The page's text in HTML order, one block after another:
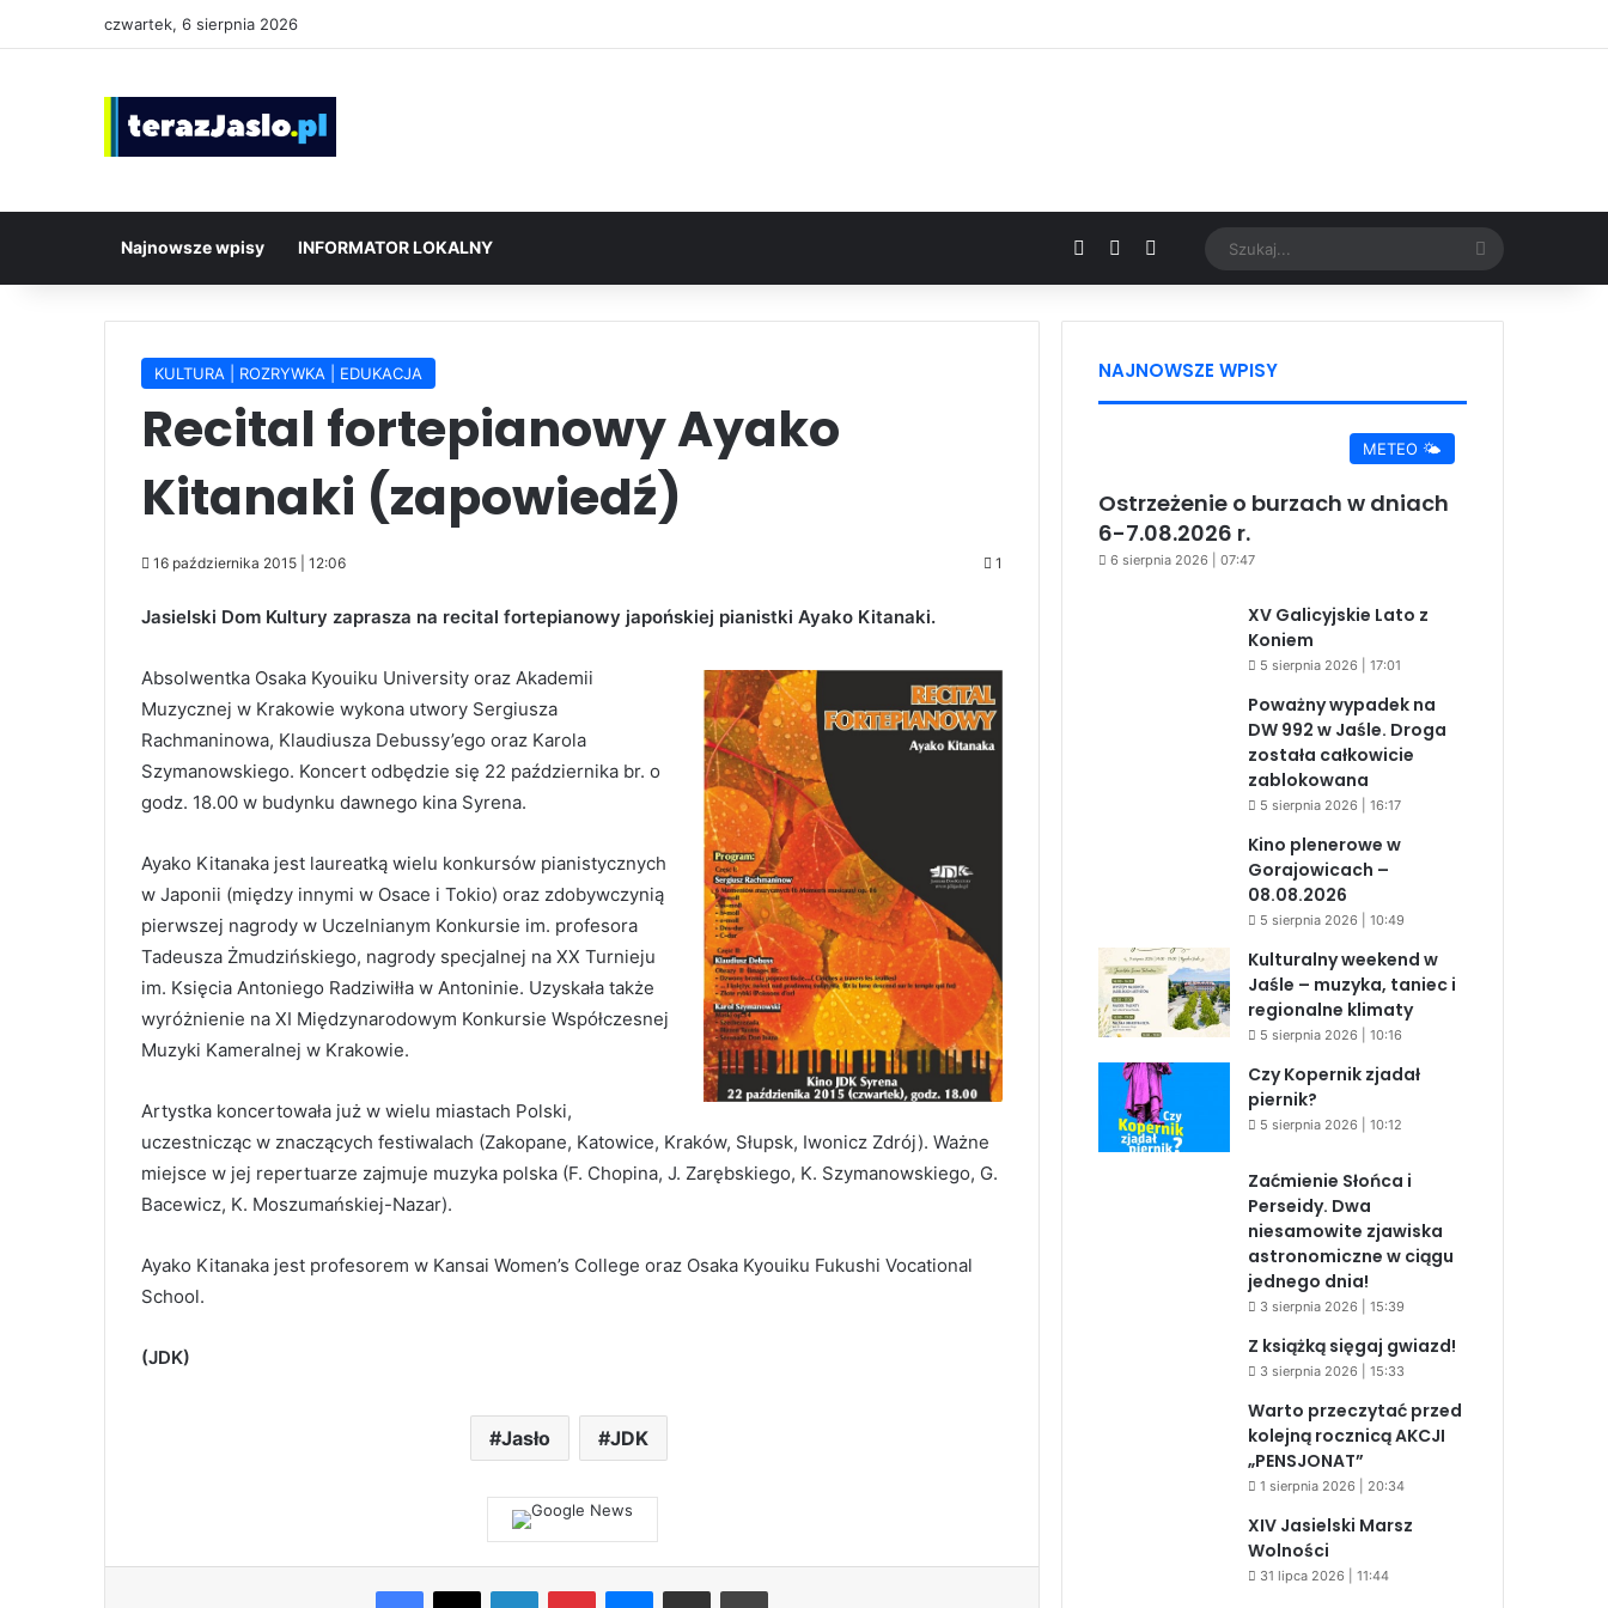
czwartek, 6 sierpnia 2026
Najnowsze wpisy INFORMATOR LOKALNY Facebook YouTubeGoogle News Szukaj...
KULTURA | ROZRYWKA | EDUKACJA
Recital fortepianowy Ayako
Kitanaki (zapowiedź)
16 października 2015 | 12:06 1
Jasielski Dom Kultury zaprasza na recital fortepianowy japońskiej pianistki Ayako Kitanaki.
Absolwentka Osaka Kyouiku University oraz Akademii
Muzycznej w Krakowie wykona utwory Sergiusza
Rachmaninowa, Klaudiusza Debussy’ego oraz Karola
Szymanowskiego. Koncert odbędzie się 22 października br. o
godz. 18.00 w budynku dawnego kina Syrena.
Ayako Kitanaka jest laureatką wielu konkursów pianistycznych
w Japonii (między innymi w Osace i Tokio) oraz zdobywczynią
pierwszej nagrody w Uczelnianym Konkursie im. profesora
Tadeusza Żmudzińskiego, nagrody specjalnej na XX Turnieju
im. Księcia Antoniego Radziwiłła w Antoninie. Uzyskała także
wyróżnienie na XI Międzynarodowym Konkursie Współczesnej
Muzyki Kameralnej w Krakowie.
Artystka koncertowała już w wielu miastach Polski,
uczestnicząc w znaczących festiwalach (Zakopane, Katowice, Kraków, Słupsk, Iwonicz Zdrój). Ważne
miejsce w jej repertuarze zajmuje muzyka polska (F. Chopina, J. Zarębskiego, K. Szymanowskiego, G.
Bacewicz, K. Moszumańskiej-Nazar).
Ayako Kitanaka jest profesorem w Kansai Women’s College oraz Osaka Kyouiku Fukushi Vocational
School.
(JDK)
Jasło JDK
Facebook
X LinkedInPinterestMessenger
Share via Email Print
NAJNOWSZE WPISY
METEO 🌤️
Ostrzeżenie o burzach w dniach
6-7.08.2026 r.
6 sierpnia 2026 | 07:47
XV Galicyjskie Lato z
Koniem
5 sierpnia 2026 | 17:01
Poważny wypadek na
DW 992 w Jaśle. Droga
została całkowicie
zablokowana
5 sierpnia 2026 | 16:17
Kino plenerowe w
Gorajowicach –
08.08.2026
5 sierpnia 2026 | 10:49
Kulturalny weekend w
Jaśle – muzyka, taniec i
regionalne klimaty
5 sierpnia 2026 | 10:16
Czy Kopernik zjadał
piernik?
5 sierpnia 2026 | 10:12
Zaćmienie Słońca i
Perseidy. Dwa
niesamowite zjawiska
astronomiczne w ciągu
jednego dnia!
3 sierpnia 2026 | 15:39
Z książką sięgaj gwiazd!
3 sierpnia 2026 | 15:33
Warto przeczytać przed
kolejną rocznicą AKCJI
„PENSJONAT”
1 sierpnia 2026 | 20:34
XIV Jasielski Marsz
Wolności
31 lipca 2026 | 11:44